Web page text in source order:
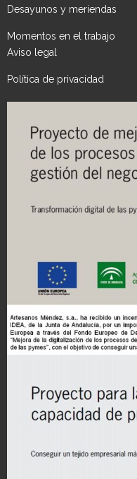
Desayunos y meriendas
Momentos en el trabajo
Aviso legal
Política de privacidad